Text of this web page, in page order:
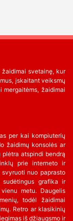
svetainę, kur
įskaitant veiksmų
žaidimai
per kai kompiuterių
žaidimų konsolės ar
atspindi bendrą
prie interneto ir
nuo paprasto
grafika ir
metu. Daugelis
todėl žaidimai
Retro ar klasikinių
iš džiaugsmo ir